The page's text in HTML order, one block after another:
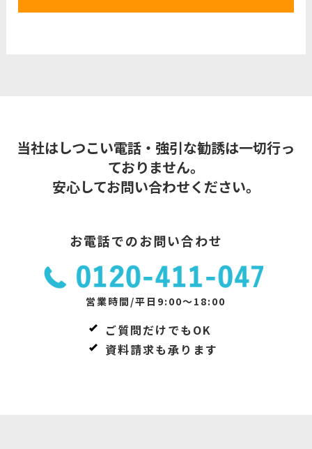
当社はしつこい電話・強引な勧誘は一切行っ
ておりません。
安心してお問い合わせください。
お電話でのお問い合わせ
営業時間/平日9:00～18:00
ご質問だけでもOK
資料請求も承ります